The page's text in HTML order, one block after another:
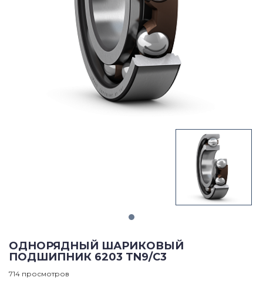
ОДНОРЯДНЫЙ ШАРИКОВЫЙ
ПОДШИПНИК 6203 TN9/C3
714 просмотров